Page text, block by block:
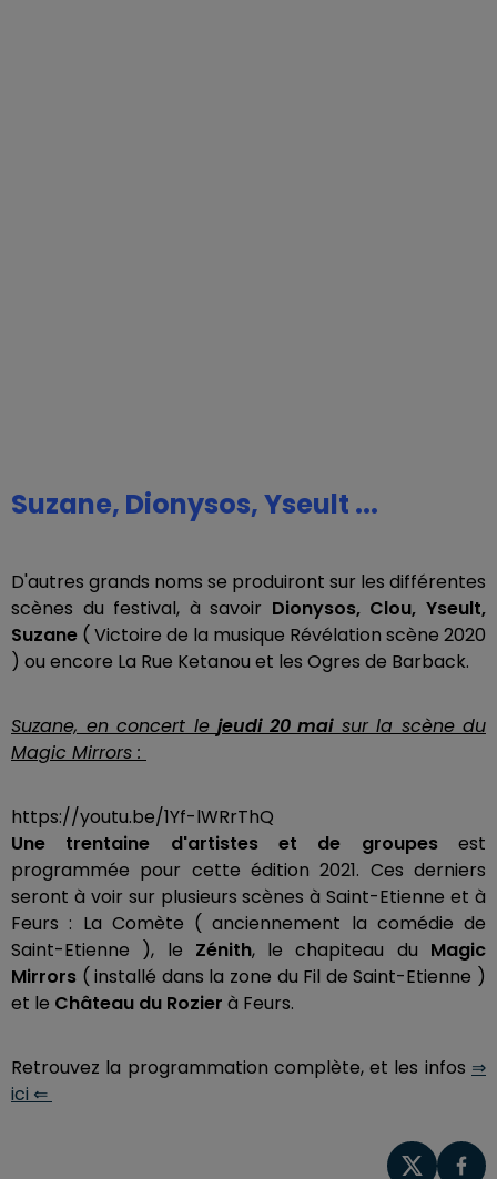
Suzane, Dionysos, Yseult ...
D'autres grands noms se produiront sur les différentes
scènes du festival, à savoir Dionysos, Clou, Yseult,
Suzane ( Victoire de la musique Révélation scène 2020
) ou encore La Rue Ketanou et les Ogres de Barback.
Suzane, en concert le jeudi 20 maisur la scène du
Magic Mirrors :
https://youtu.be/1Yf-lWRrThQ
Une trentaine d'artistes et de groupesest
programmée pour cette édition 2021. Ces derniers
seront à voir sur plusieurs scènes à Saint-Etienne et à
Feurs : La Comète ( anciennement la comédie de
Saint-Etienne ), le Zénith, le chapiteau du Magic
Mirrors ( installé dans la zone du Fil de Saint-Etienne )
et le Château du Rozier à Feurs.
Retrouvez la programmation complète, et les infos ⇒
ici ⇐